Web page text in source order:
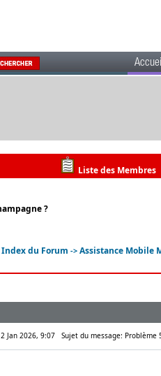
Liste des Membres
?
du Forum -> Assistance Mobile
Jan 2026, 9:07 Sujet du message: Problème